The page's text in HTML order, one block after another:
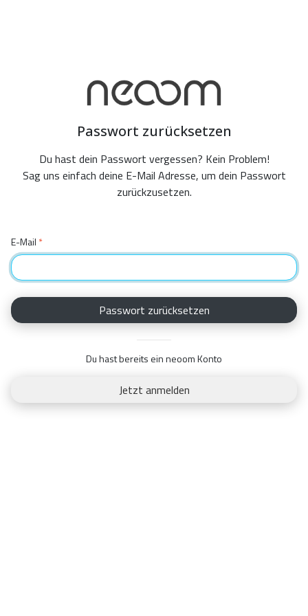
Passwort zurücksetzen
Du hast dein Passwort vergessen? Kein Problem!
Sag uns einfach deine E-Mail Adresse, um dein Passwort
zurückzusetzen.
E-Mail *
Du hast bereits ein neoom Konto
Jetzt anmelden